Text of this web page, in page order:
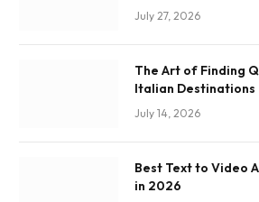
July 27, 2026
The Art of Finding
Italian Destinations
July 14, 2026
Best Text to Video
in 2026